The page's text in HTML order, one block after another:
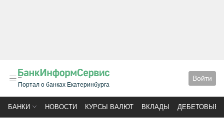
Портал о банках Екатеринбурга
Войти
БАНКИ НОВОСТИ КУРСЫ ВАЛЮТ ВКЛАДЫ ДЕБЕТОВЫЕ